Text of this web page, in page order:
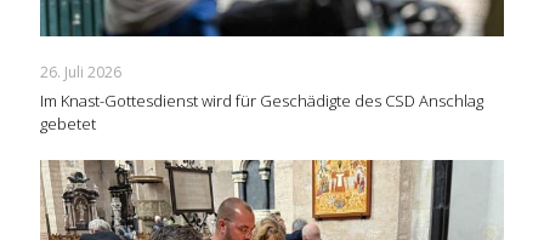
26. Juli 2026
Im Knast-Gottesdienst wird für Geschädigte des CSD Anschlag
gebetet